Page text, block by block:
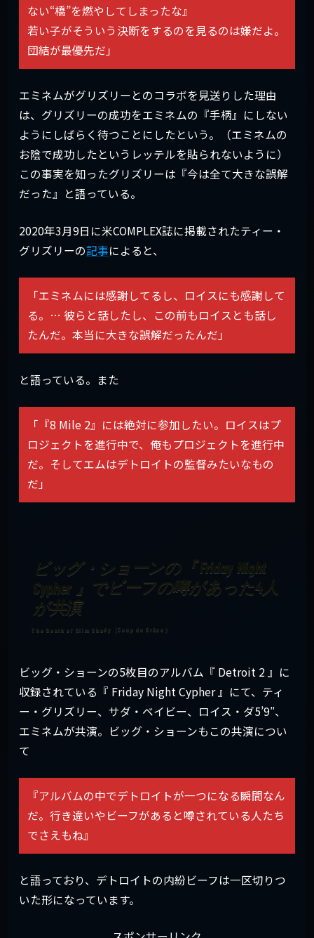
ない“橋”を燃やしてしまったな』
若い子がそういう決断をするのを見るのは嫌だよ。
団結が最優先だ」
エミネムがグリズリーとのコラボを見送りした理由
は、グリズリーの成功をエミネムの『手柄』にしない
ようにしばらく待つことにしたという。（エミネムの
お陰で成功したというレッテルを貼られないように）
この事実を知ったグリズリーは『今は全て大きな誤解
だった』と語っている。
2020年3月9日に米COMPLEX誌に掲載されたティー・
グリズリーの記事によると、
「エミネムには感謝してるし、ロイスにも感謝して
る。… 彼らと話したし、この前もロイスとも話し
たんだ。本当に大きな誤解だったんだ」
と語っている。また
「『8 Mile 2』には絶対に参加したい。ロイスはプ
ロジェクトを進行中で、俺もプロジェクトを進行中
だ。そしてエムはデトロイトの監督みたいなもの
だ」
ビッグ・ショーンの『 Friday Night
Cypher 』でビーフの噂があった4人
が共演
ビッグ・ショーンの5枚目のアルバム『 Detroit 2 』に
収録されている『 Friday Night Cypher 』にて、ティ
ー・グリズリー、サダ・ベイビー、ロイス・ダ5’9″、
エミネムが共演。ビッグ・ショーンもこの共演につい
て
『アルバムの中でデトロイトが一つになる瞬間なん
だ。行き違いやビーフがあると噂されている人たち
でさえもね』
と語っており、デトロイトの内紛ビーフは一区切りつ
いた形になっています。